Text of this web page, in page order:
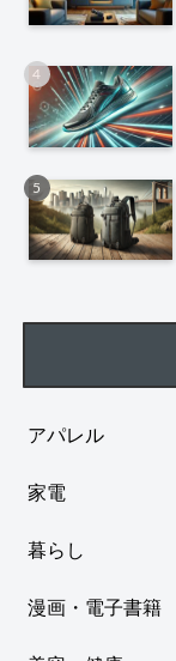
アパレル
家電
暮らし
漫画・電子書籍